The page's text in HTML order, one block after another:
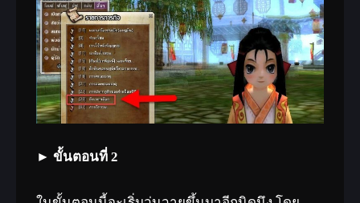
► ขั้นตอนที่ 2